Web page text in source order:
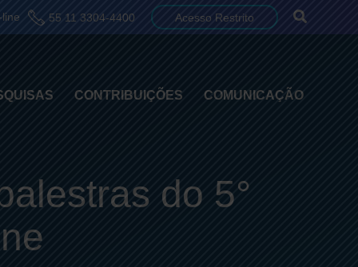
55 11 3304-4400 Acesso Restrito
CONTRIBUIÇÕES COMUNICAÇÃO
do 5°